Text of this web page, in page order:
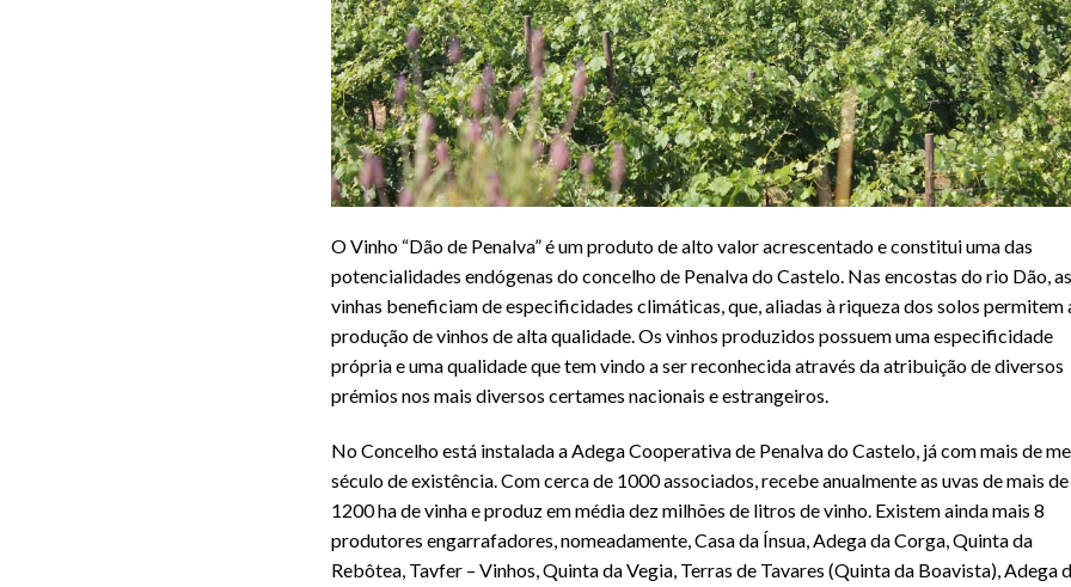
O Vinho “Dão de Penalva” é um produto de alto valor acrescentado e constitui uma das
potencialidades endógenas do concelho de Penalva do Castelo. Nas encostas do rio Dão, as
vinhas beneficiam de especificidades climáticas, que, aliadas à riqueza dos solos permitem
produção de vinhos de alta qualidade. Os vinhos produzidos possuem uma especificidade
própria e uma qualidade que tem vindo a ser reconhecida através da atribuição de diversos
prémios nos mais diversos certames nacionais e estrangeiros.
No Concelho está instalada a Adega Cooperativa de Penalva do Castelo, já com mais de
século de existência. Com cerca de 1000 associados, recebe anualmente as uvas de mais de
1200 ha de vinha e produz em média dez milhões de litros de vinho. Existem ainda mais 8
produtores engarrafadores, nomeadamente, Casa da Ínsua, Adega da Corga, Quinta da
Rebôtea, Tavfer – Vinhos, Quinta da Vegia, Terras de Tavares (Quinta da Boavista), Adega